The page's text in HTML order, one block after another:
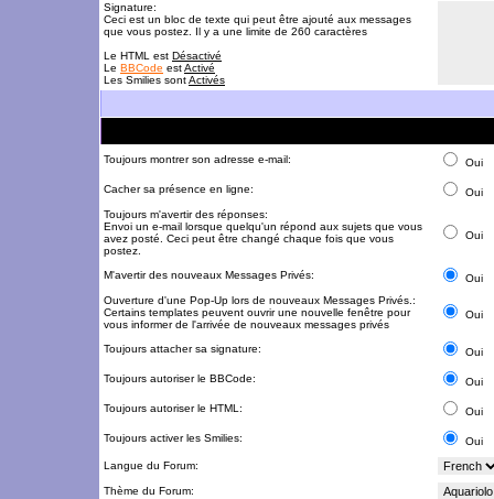
Signature:
Ceci est un bloc de texte qui peut être ajouté aux messages
que vous postez. Il y a une limite de 260 caractères
Le HTML est Désactivé
Le BBCode estActivé
Les Smilies sontActivés
Toujours montrer son adresse e-mail: Oui
Cacher sa présence en ligne:
Oui
Toujours m'avertir des réponses:
Envoi un e-mail lorsque quelqu'un répond aux sujets que vous
avez posté. Ceci peut être changé chaque fois que vous
postez.
Oui
M'avertir des nouveaux Messages Privés:
Oui
Ouverture d'une Pop-Up lors de nouveaux Messages Privés.:
Certains templates peuvent ouvrir une nouvelle fenêtre pour
vous informer de l'arrivée de nouveaux messages privés
Oui
Toujours attacher sa signature: Oui
Toujours autoriser le BBCode: Oui
Toujours autoriser le HTML: Oui
Toujours activer les Smilies:
Oui
Langue du Forum:
Thème du Forum: